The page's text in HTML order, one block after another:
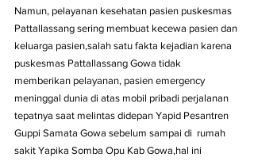
Namun, pelayanan kesehatan pasien puskesmas
Pattallassang sering membuat kecewa pasien dan
keluarga pasien,salah satu fakta kejadian karena
puskesmas Pattallassang Gowa tidak
memberikan pelayanan, pasien emergency
meninggal dunia di atas mobil pribadi perjalanan
tepatnya saat melintas didepan Yapid Pesantren
Guppi Samata Gowa sebelum sampai di  rumah
sakit Yapika Somba Opu Kab Gowa,hal ini